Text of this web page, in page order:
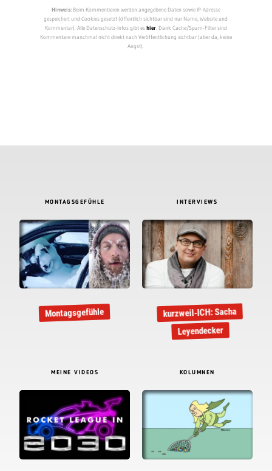
Hinweis:Beim Kommentieren werden angegebene Daten sowie IP-Adresse
gespeichert und Cookies gesetzt (öffentlich sichtbar sind nur Name, Website und
Kommentar). Alle Datenschutz-Infos gibt eshier. Dank Cache/Spam-Filter sind
Kommentare manchmal nicht direkt nach Veröffentlichung sichtbar (aber da, keine
Angst).
MONTAGSGEFÜHLE
Montagsgefühle
INTERVIEWS
kurzweil-ICH: Sacha
Leyendecker
MEINE VIDEOS KOLUMNEN